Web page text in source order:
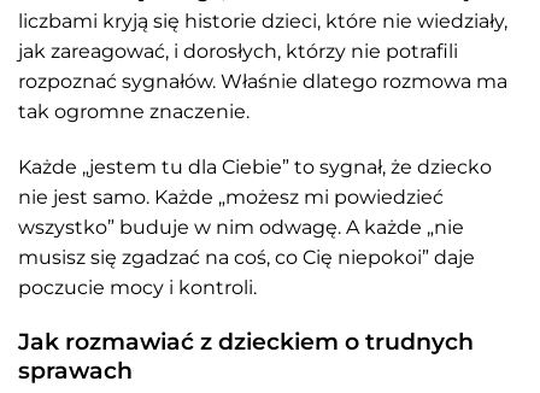
liczbami kryją się historie dzieci, które nie wiedziały,
jak zareagować, i dorosłych, którzy nie potrafili
rozpoznać sygnałów. Właśnie dlatego rozmowa ma
tak ogromne znaczenie.
Każde „jestem tu dla Ciebie” to sygnał, że dziecko
nie jest samo. Każde „możesz mi powiedzieć
wszystko” buduje w nim odwagę. A każde „nie
musisz się zgadzać na coś, co Cię niepokoi” daje
poczucie mocy i kontroli.
Jak rozmawiać z dzieckiem o trudnych
sprawach